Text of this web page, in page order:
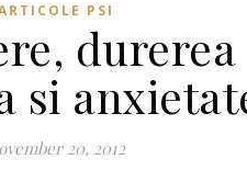
PSI
si
20, 2012